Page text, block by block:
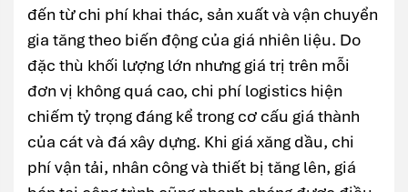
đến từ chi phí khai thác, sản xuất và vận chuyển
gia tăng theo biến động của giá nhiên liệu. Do
đặc thù khối lượng lớn nhưng giá trị trên mỗi
đơn vị không quá cao, chi phí logistics hiện
chiếm tỷ trọng đáng kể trong cơ cấu giá thành
của cát và đá xây dựng. Khi giá xăng dầu, chi
phí vận tải, nhân công và thiết bị tăng lên, giá